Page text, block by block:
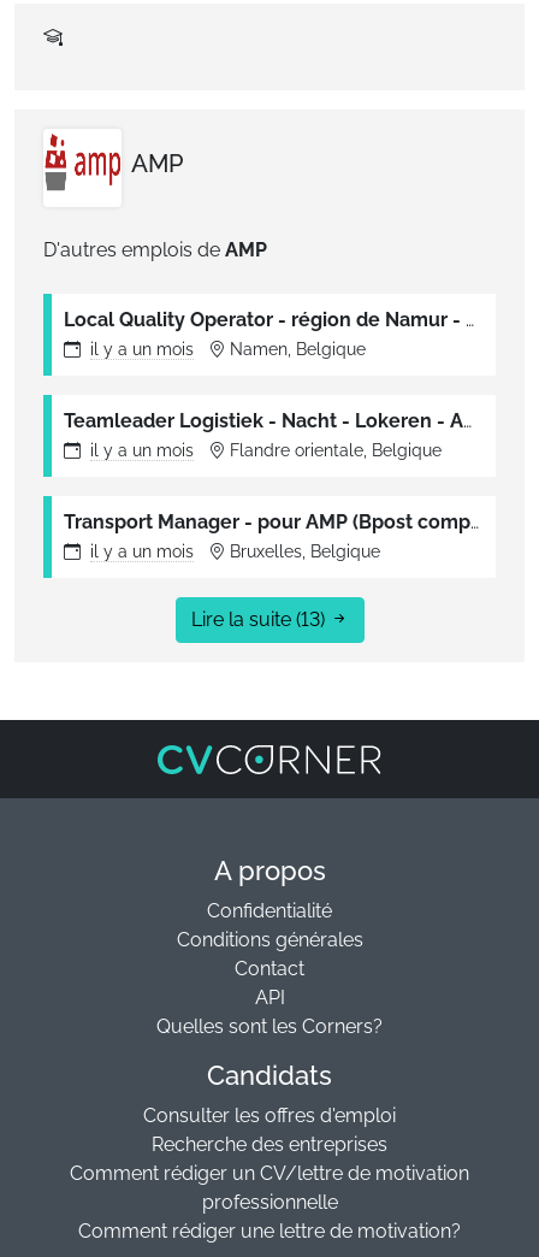
AMP
D'autres emplois de AMP
Local Quality Operator - région de Namur - équipe de nuit - pour AMP (Bpost company)
il y a un mois Namen, Belgique
Teamleader Logistiek - Nacht - Lokeren - AMP (Bpost company)
il y a un mois Flandre orientale, Belgique
Transport Manager - pour AMP (Bpost company)
il y a un mois Bruxelles, Belgique
Lire la suite (13)
A propos
Confidentialité
Conditions générales
Contact
API
Quelles sont les Corners?
Candidats
Consulter les offres d'emploi
Recherche des entreprises
Comment rédiger un CV/lettre de motivation
professionnelle
Comment rédiger une lettre de motivation?